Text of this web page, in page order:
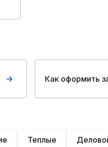
Как оформить
Теплые